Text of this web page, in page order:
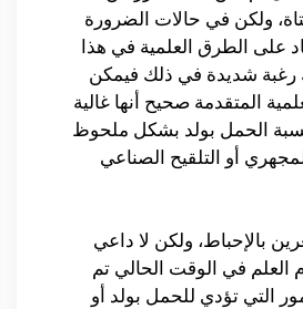
ولكن في حالات الضرورة
على الطرق العلمية في هذا
رغبة شديدة في ذلك فيمكن
المتقدمة صحيح أنها غالية
نسبة الحمل بولد بشكل ملحوظ
أو التلقيح الصناعي
بالإحباط، ولكن لا داعي
العلم في الوقت الحالي تم
التي تؤدي للحمل بولد أو